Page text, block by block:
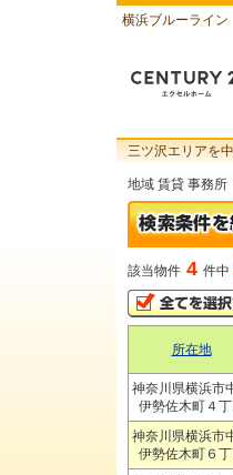
横浜ブルーライ
三ツ沢エリアを
地域 賃貸 事務所
該当物件 4 件中
所在地
神奈川県横浜市
伊勢佐木町４丁
神奈川県横浜市
伊勢佐木町６丁